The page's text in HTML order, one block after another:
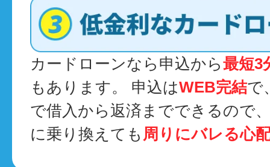
カードローンなら申込から最短3
もあります。 申込はWEB完結で
で借入から返済までできるので
に乗り換えても 周りにバレる心